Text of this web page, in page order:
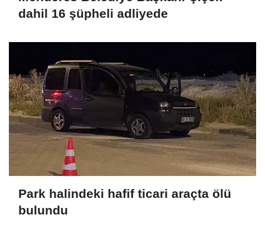
dahil 16 şüpheli adliyede
Park halindeki hafif ticari araçta ölü
bulundu